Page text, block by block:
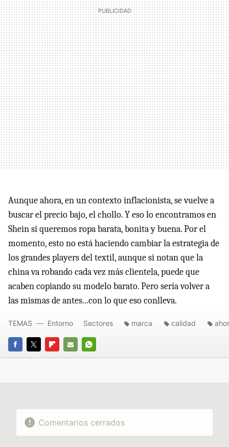
Aunque ahora, en un contexto inflacionista, se vuelve a
buscar el precio bajo, el chollo. Y eso lo encontramos en
Shein si queremos ropa barata, bonita y buena. Por el
momento, esto no está haciendo cambiar la estrategia de
los grandes players del textil, aunque si notan que la
china va robando cada vez más clientela, puede que
acaben copiando su modelo barato. Pero sería volver a
las mismas de antes...con lo que eso conlleva.
FACEBOOK
TWITTERFLIPBOARD
E-
WHATSAPP
TEMAS Entorno Sectores marca calidad
Comentarios cerrados